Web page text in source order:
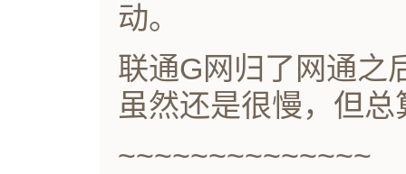
动。
联通G网归了网通之
虽然还是很慢，但
~~~~~~~~~~~~~~